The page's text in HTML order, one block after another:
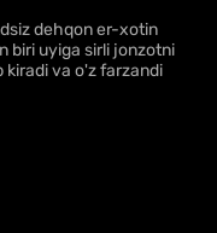
dehqon er-xotin
biri uyiga sirli jonzotni
kiradi va o'z farzandi